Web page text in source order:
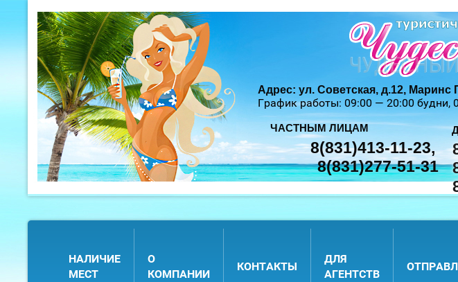
Адрес: ул. Советская, д.12,
График работы: 09:00 — 20:00 будни,
ЧАСТНЫМ ЛИЦАМ
8(831)413-11-23
8(831)277-51-31
НАЛИЧИЕ
МЕСТ
О
КОМПАНИИ
КОНТАКТЫ
ДЛЯ
АГЕНТСТВ